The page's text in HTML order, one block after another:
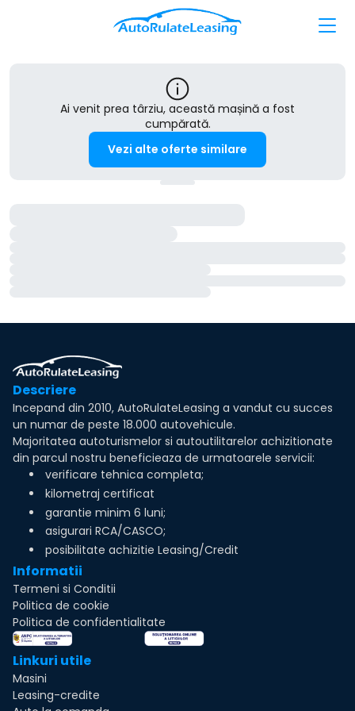
Ai venit prea târziu, această mașină a fost
cumpărată.
Vezi alte oferte similare
Descriere
Incepand din 2010, AutoRulateLeasing a vandut cu succes
un numar de peste 18.000 autovehicule.
Majoritatea autoturismelor si autoutilitarelor achizitionate
din parcul nostru beneficieaza de urmatoarele servicii:
verificare tehnica completa;
kilometraj certificat
garantie minim 6 luni;
asigurari RCA/CASCO;
posibilitate achizitie Leasing/Credit
Informatii
Termeni si Conditii
Politica de cookie
Politica de confidentialitate
Linkuri utile
Masini
Leasing-credite